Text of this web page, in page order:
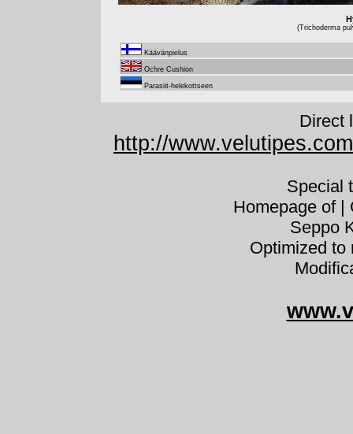
(Trichoderma
Käävänpielus
Ochre Cushion
Parasiit-helekottseen
Direct
http://
Special
Homepage of |
Seppo
Optimized to